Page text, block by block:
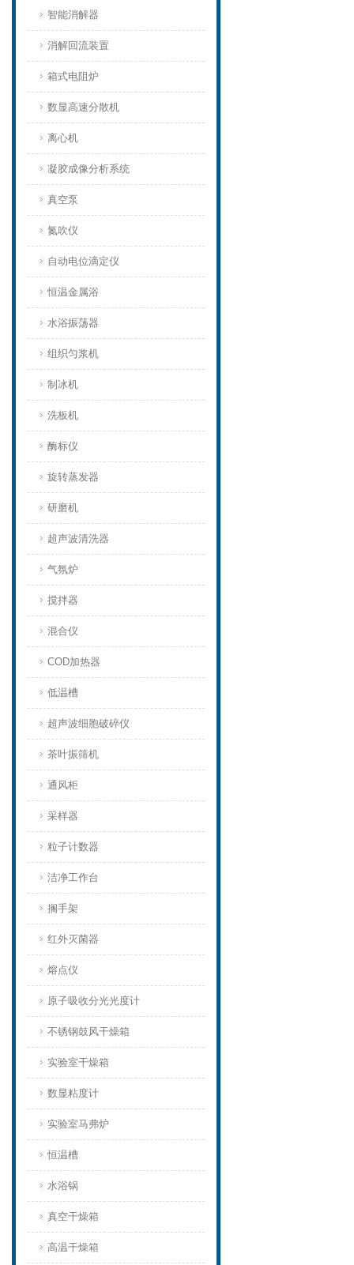
智能消解器
消解回流装置
箱式电阻炉
数显高速分散机
离心机
凝胶成像分析系统
真空泵
氮吹仪
自动电位滴定仪
恒温金属浴
水浴振荡器
组织匀浆机
制冰机
洗板机
酶标仪
旋转蒸发器
研磨机
超声波清洗器
气氛炉
搅拌器
混合仪
COD加热器
低温槽
超声波细胞破碎仪
茶叶振筛机
通风柜
采样器
粒子计数器
洁净工作台
搁手架
红外灭菌器
熔点仪
原子吸收分光光度计
不锈钢鼓风干燥箱
实验室干燥箱
数显粘度计
实验室马弗炉
恒温槽
水浴锅
真空干燥箱
高温干燥箱